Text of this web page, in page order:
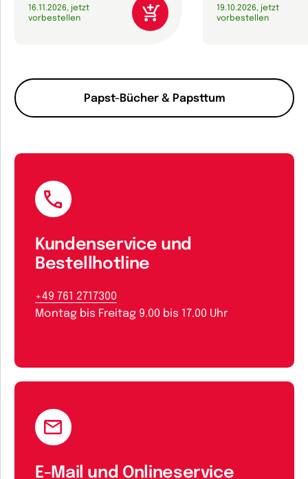
Papst-Bücher & Papsttum
16.11.2026, jetzt
vorbestellen
19.10.2026, jetzt
vorbestellen
Kundenservice und
Bestellhotline
+49 761 2717300
Montag bis Freitag 9.00 bis 17.00 Uhr
E-Mail und Onlineservice